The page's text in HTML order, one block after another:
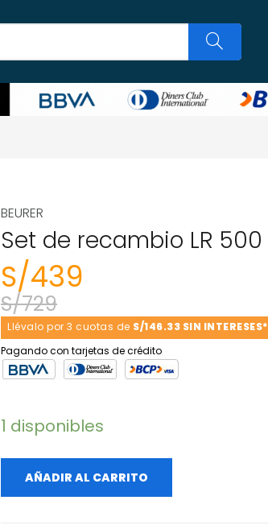
BEURER
Set de recambio LR 500
S/729
S/439
Llévalo por 3 cuotas de S/146.33 SIN INTERESES*
Pagando con tarjetas de crédito
1 disponibles
AÑADIR AL CARRITO